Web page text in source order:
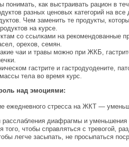
как выстраивать рацион в
разных ценовых категорий на все
Чем заменить те продукты,
на курсе.
со ссылками на рекомендованные
орехов, семян.
чаи и травы можно при ЖКБ,
гастрите и гастродуодените,
тела во время курс.
над эмоциями:
ежедневного стресса на ЖКТ —
диафрагмы и
чтобы справляться с тревогой,
легче засыпать, не просыпаться